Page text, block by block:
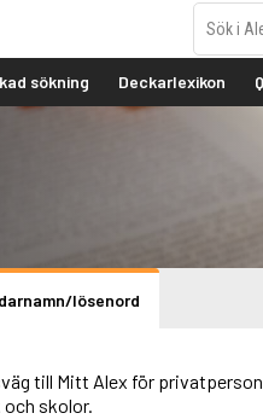
sökning Deckarlexikon
lösenord
till Mitt Alex för
skolor.